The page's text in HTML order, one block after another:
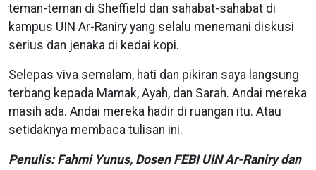
teman-teman di Sheffield dan sahabat-sahabat di
kampus UIN Ar-Raniry yang selalu menemani diskusi
serius dan jenaka di kedai kopi.
Selepas viva semalam, hati dan pikiran saya langsung
terbang kepada Mamak, Ayah, dan Sarah. Andai mereka
masih ada. Andai mereka hadir di ruangan itu. Atau
setidaknya membaca tulisan ini.
Penulis: Fahmi Yunus, Dosen FEBI UIN Ar-Raniry dan